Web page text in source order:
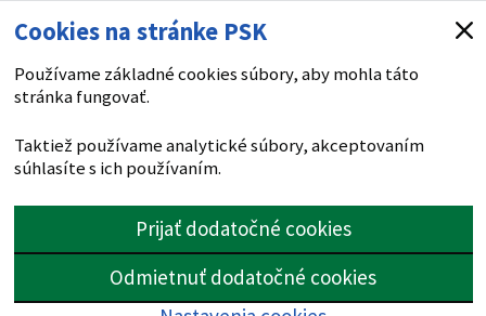
Cookies na stránke PSK
Používame základné cookies súbory, aby mohla táto
stránka fungovať.
Taktiež používame analytické súbory, akceptovaním
súhlasíte s ich používaním.
Prijať dodatočné cookies
Odmietnuť dodatočné cookies